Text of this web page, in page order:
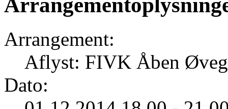
Arrangement:
Aflyst: FIVK Åben
Dato: